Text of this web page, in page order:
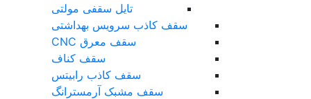
تایل سقفی مولتی
سقف کاذب سرویس بهداشتی
سقف معرق CNC
سقف کناف
سقف کاذب رابیتس
سقف مشبک آرمسترانگ